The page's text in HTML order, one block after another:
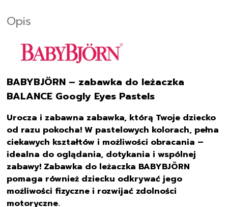
Opis
BABYBJÖRN – zabawka do leżaczka
BALANCE Googly Eyes Pastels
Urocza i zabawna zabawka, którą Twoje dziecko
od razu pokocha! W pastelowych kolorach, pełna
ciekawych kształtów i możliwości obracania –
idealna do oglądania, dotykania i wspólnej
zabawy! Zabawka do leżaczka BABYBJÖRN
pomaga również dziecku odkrywać jego
możliwości fizyczne i rozwijać zdolności
motoryczne.